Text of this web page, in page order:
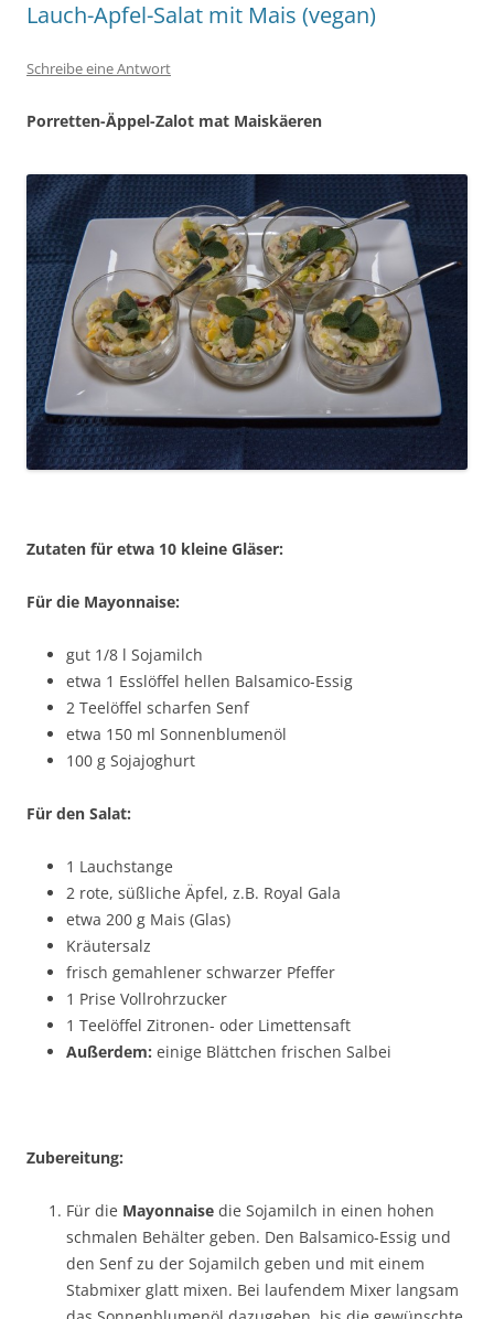
Lauch-Apfel-Salat mit Mais (vegan)
Schreibe eine Antwort
Porretten-Äppel-Zalot mat Maiskäeren
Zutaten für etwa 10 kleine Gläser:
Für die Mayonnaise:
gut 1/8 l Sojamilch
etwa 1 Esslöffel hellen Balsamico-Essig
2 Teelöffel scharfen Senf
etwa 150 ml Sonnenblumenöl
100 g Sojajoghurt
Für den Salat:
1 Lauchstange
2 rote, süßliche Äpfel, z.B. Royal Gala
etwa 200 g Mais (Glas)
Kräutersalz
frisch gemahlener schwarzer Pfeffer
1 Prise Vollrohrzucker
1 Teelöffel Zitronen- oder Limettensaft
Außerdem: einige Blättchen frischen Salbei
Zubereitung:
Für die Mayonnaise die Sojamilch in einen hohen
schmalen Behälter geben. Den Balsamico-Essig und
den Senf zu der Sojamilch geben und mit einem
Stabmixer glatt mixen. Bei laufendem Mixer langsam